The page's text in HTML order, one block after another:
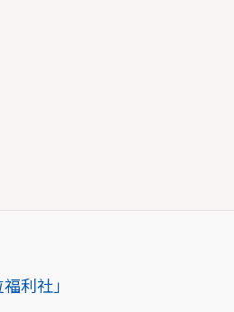
利社」